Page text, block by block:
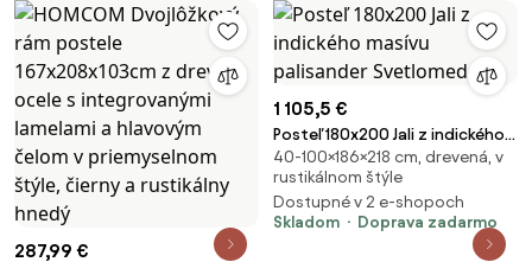
287,99 €
1 105,5 €
Posteľ 180x200 Jali z indického
masívu palisander
Svetlomedová
40-100×186×218 cm, drevená, v
rustikálnom štýle
Dostupné v 2 e-shopoch
Skladom
Doprava zadarmo